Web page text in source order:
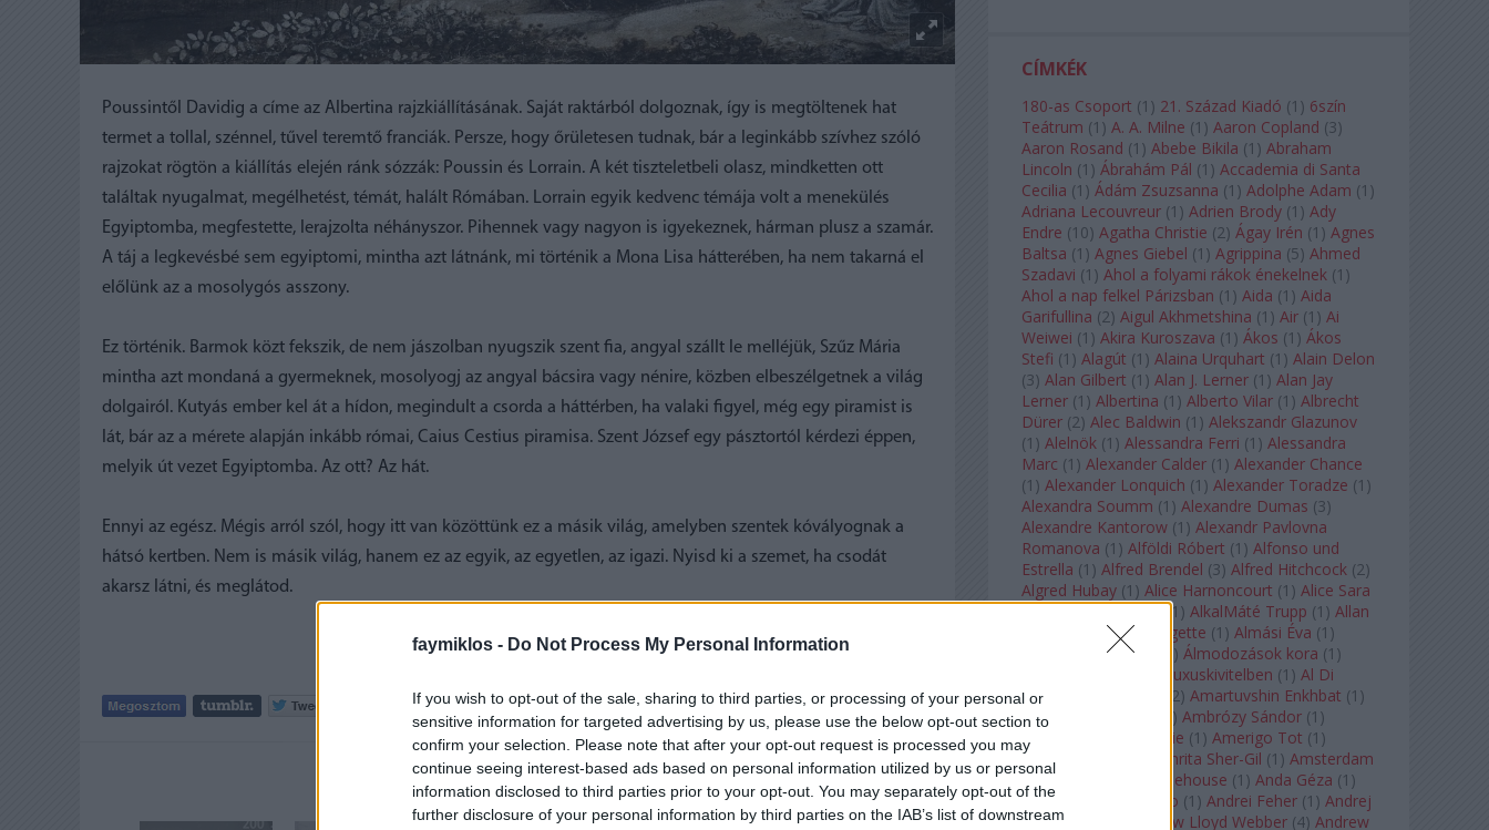
faymiklos - Do Not Process My Personal Information
If you wish to opt-out of the sale, sharing to third parties, or processing of your personal or
sensitive information for targeted advertising by us, please use the below opt-out section to
confirm your selection. Please note that after your opt-out request is processed you may
continue seeing interest-based ads based on personal information utilized by us or personal
information disclosed to third parties prior to your opt-out. You may separately opt-out of the
further disclosure of your personal information by third parties on the IAB’s list of downstream
Poussintől Davidig a címe az Albertina rajzkiállításának. Saját raktárból dolgoznak, így is megtöltenek hat
termet a tollal, szénnel, tűvel teremtő franciák. Persze, hogy őrületesen tudnak, bár a leginkább szívhez szóló
rajzokat rögtön a kiállítás elején ránk sózzák: Poussin és Lorrain. A két tiszteletbeli olasz, mindketten ott
találtak nyugalmat, megélhetést, témát, halált Rómában. Lorrain egyik kedvenc témája volt a menekülés
Egyiptomba, megfestette, lerajzolta néhányszor. Pihennek vagy nagyon is igyekeznek, hárman plusz a szamár.
A táj a legkevésbé sem egyiptomi, mintha azt látnánk, mi történik a Mona Lisa hátterében, ha nem takarná el
előlünk az a mosolygós asszony.
Ez történik. Barmok közt fekszik, de nem jászolban nyugszik szent fia, angyal szállt le melléjük, Szűz Mária
mintha azt mondaná a gyermeknek, mosolyogj az angyal bácsira vagy nénire, közben elbeszélgetnek a világ
dolgairól. Kutyás ember kel át a hídon, megindult a csorda a háttérben, ha valaki figyel, még egy piramist is
lát, bár az a mérete alapján inkább római, Caius Cestius piramisa. Szent József egy pásztortól kérdezi éppen,
melyik út vezet Egyiptomba. Az ott? Az hát.
Ennyi az egész. Mégis arról szól, hogy itt van közöttünk ez a másik világ, amelyben szentek kóvályognak a
hátsó kertben. Nem is másik világ, hanem ez az egyik, az egyetlen, az igazi. Nyisd ki a szemet, ha csodát
akarsz látni, és meglátod.
Tetszik 0
AJÁNLOTT BEJEGYZÉSEK:
CÍMKÉK
180-as Csoport (1 ) 21. Század Kiadó (1 ) 6szín
Teátrum (1 ) A. A. Milne (1 ) Aaron Copland (3)
Aaron Rosand (1 ) Abebe Bikila (1 ) Abraham
Lincoln (1 ) Ábrahám Pál (1 ) Accademia di Santa
Cecilia (1 ) Ádám Zsuzsanna (1 ) Adolphe Adam (1 )
Adriana Lecouvreur (1 ) Adrien Brody (1 ) Ady
Endre (10) Agatha Christie (2) Ágay Irén (1 ) Agnes
Baltsa (1 ) Agnes Giebel (1 ) Agrippina (5) Ahmed
Szadavi (1 ) Ahol a folyami rákok énekelnek (1 )
Ahol a nap felkel Párizsban (1 ) Aida (1 ) Aida
Garifullina (2) Aigul Akhmetshina (1 ) Air (1 ) Ai
Weiwei (1 ) Akira Kuroszava (1 ) Ákos (1 ) Ákos
Stefi (1 ) Alagút (1 ) Alaina Urquhart (1 ) Alain Delon
(3) Alan Gilbert (1 ) Alan J. Lerner (1 ) Alan Jay
Lerner (1 ) Albertina (1 ) Alberto Vilar (1 ) Albrecht
Dürer (2) Alec Baldwin (1 ) Alekszandr Glazunov
(1 ) Alelnök (1 ) Alessandra Ferri (1 ) Alessandra
Marc (1 ) Alexander Calder (1 ) Alexander Chance
(1 ) Alexander Lonquich (1 ) Alexander Toradze (1 )
Alexandra Soumm (1 ) Alexandre Dumas (3)
Alexandre Kantorow (1 ) Alexandr Pavlovna
Romanova (1 ) Alföldi Róbert (1 ) Alfonso und
Estrella (1 ) Alfred Brendel (3) Alfred Hitchcock (2)
Algred Hubay (1 ) Alice Harnoncourt (1 ) Alice Sara
Ott (1) Alice Springs (1 ) AlkalMáté Trupp (1 ) Allan
Allen Midgette (1 ) Almási Éva (1 )
Almásy László Ede
) Álmodozások kora (1 )
Álom luxuskivitelben (1 ) Al Di
Meola
2) Amartuvshin Enkhbat (1 )
Ambroise Thomas
) Ambrózy Sándor (1 )
Ambrus Kyri
Amélie (1 ) Amerigo Tot (1 )
Amikor Galéria
Amrita Sher-Gil (1 ) Amsterdam
Baroque
Amy Winehouse (1 ) Anda Géza (1 )
Andrea del Verrocchio (1 ) Andrei Feher (1 ) Andrej
Tarkovszkij
Andrew Lloyd Webber (4) Andrew